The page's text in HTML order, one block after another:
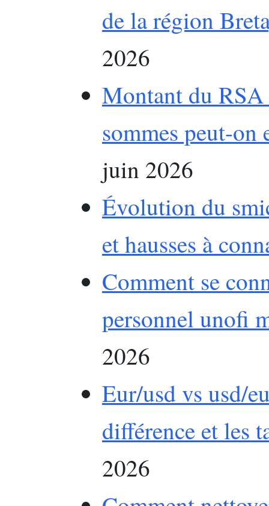
de la région
2026
Montant du
sommes peut-on
juin 2026
Évolution du
et hausses à
Comment se
personnel unofi
2026
Eur/usd vs usd/
différence et les
2026